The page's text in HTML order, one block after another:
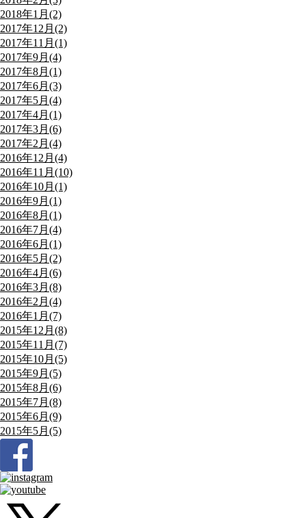
2018年1月(2)
2017年12月(2)
2017年11月(1)
2017年9月(4)
2017年8月(1)
2017年6月(3)
2017年5月(4)
2017年4月(1)
2017年3月(6)
2017年2月(4)
2016年12月(4)
2016年11月(10)
2016年10月(1)
2016年9月(1)
2016年8月(1)
2016年7月(4)
2016年6月(1)
2016年5月(2)
2016年4月(6)
2016年3月(8)
2016年2月(4)
2016年1月(7)
2015年12月(8)
2015年11月(7)
2015年10月(5)
2015年9月(5)
2015年8月(6)
2015年7月(8)
2015年6月(9)
2015年5月(5)